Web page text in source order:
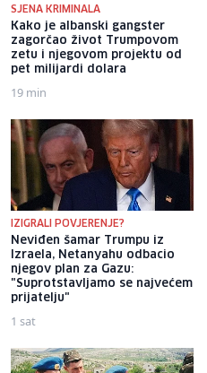
SJENA KRIMINALA
Kako je albanski gangster
zagorčao život Trumpovom
zetu i njegovom projektu od
pet milijardi dolara
19 min
IZIGRALI POVJERENJE?
Neviđen šamar Trumpu iz
Izraela, Netanyahu odbacio
njegov plan za Gazu:
"Suprotstavljamo se najvećem
prijatelju"
1 sat